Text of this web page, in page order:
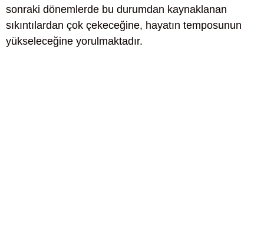
sonraki dönemlerde bu durumdan kaynaklanan
sıkıntılardan çok çekeceğine, hayatın temposunun
yükseleceğine yorulmaktadır.